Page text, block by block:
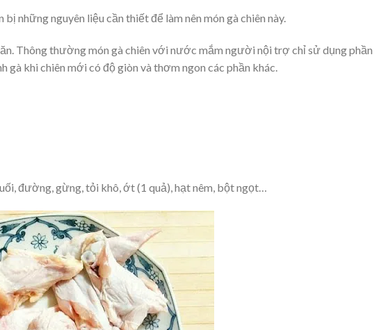
những nguyên liệu cần thiết để làm nên món gà chiên này.
Thông thường món gà chiên với nước mắm người nội trợ chỉ sử dụng phần
gà khi chiên mới có độ giòn và thơm ngon các phần khác.
đường, gừng, tỏi khô, ớt (1 quả), hạt nêm, bột ngọt…